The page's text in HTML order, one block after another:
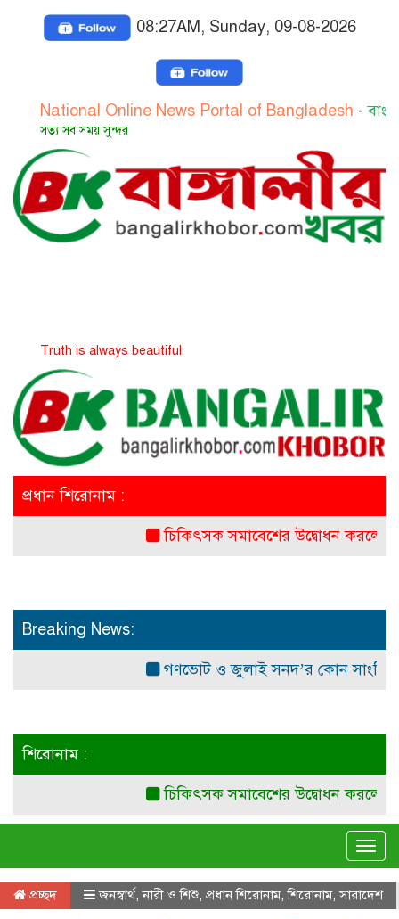
08:27AM, Sunday, 09-08-2026
Online News Portal of Bangladesh-বাংলাদেশের
সময় সুন্দর
is always beautiful
প্রধান শিরোনাম :
চিকিৎসক সমাবেশের উদ্বোধন করলেন
Breaking News:
গণভোট ও জুলাই সনদ’র কোন সাংবিধানিক
শিরোনাম :
চিকিৎসক সমাবেশের উদ্বোধন করলেন
প্রচ্ছদ জনস্বার্থ,নারী ও শিশু, প্রধান শিরোনাম,শিরোনাম,সারাদেশ